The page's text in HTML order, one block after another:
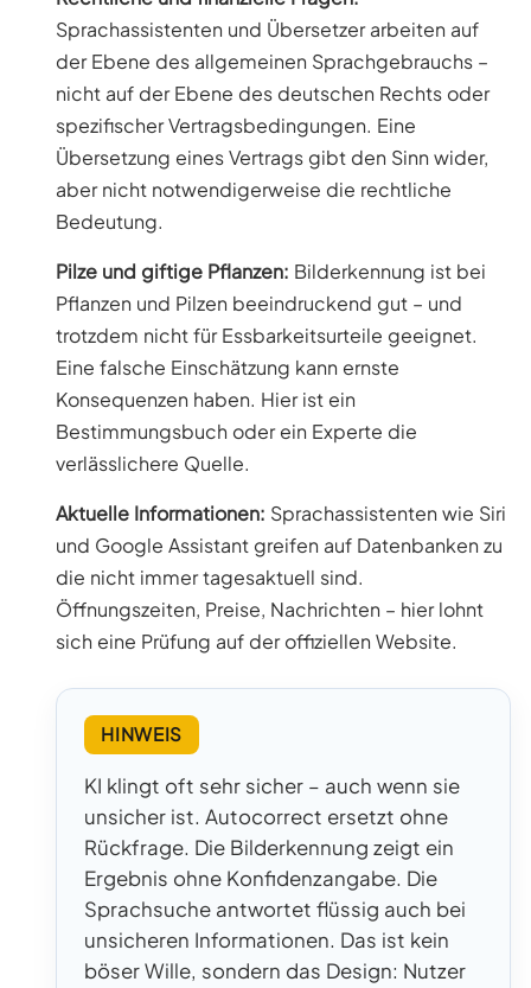
Sprachassistenten und Übersetzer arbeiten auf
der Ebene des allgemeinen Sprachgebrauchs –
nicht auf der Ebene des deutschen Rechts oder
spezifischer Vertragsbedingungen. Eine
Übersetzung eines Vertrags gibt den Sinn wider,
aber nicht notwendigerweise die rechtliche
Bedeutung.
Pilze und giftige Pflanzen: Bilderkennung ist bei
Pflanzen und Pilzen beeindruckend gut – und
trotzdem nicht für Essbarkeitsurteile geeignet.
Eine falsche Einschätzung kann ernste
Konsequenzen haben. Hier ist ein
Bestimmungsbuch oder ein Experte die
verlässlichere Quelle.
Aktuelle Informationen: Sprachassistenten wie Siri
und Google Assistant greifen auf Datenbanken zu
die nicht immer tagesaktuell sind.
Öffnungszeiten, Preise, Nachrichten – hier lohnt
sich eine Prüfung auf der offiziellen Website.
HINWEIS
KI klingt oft sehr sicher – auch wenn sie
unsicher ist. Autocorrect ersetzt ohne
Rückfrage. Die Bilderkennung zeigt ein
Ergebnis ohne Konfidenzangabe. Die
Sprachsuche antwortet flüssig auch bei
unsicheren Informationen. Das ist kein
böser Wille, sondern das Design: Nutzer